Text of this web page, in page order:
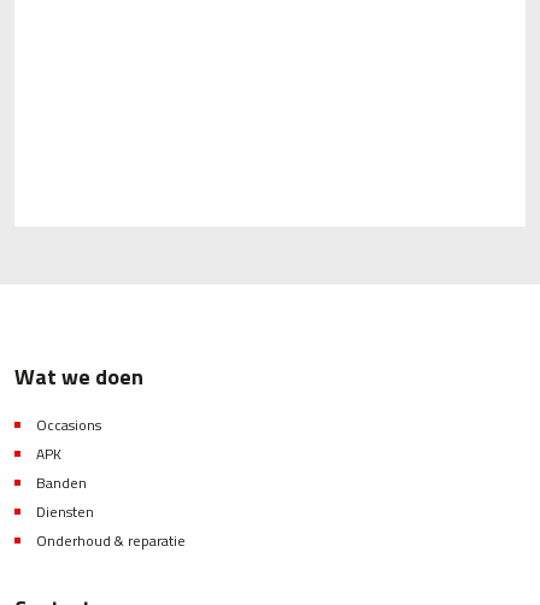
Wat we doen
Occasions
APK
Banden
Diensten
Onderhoud & reparatie